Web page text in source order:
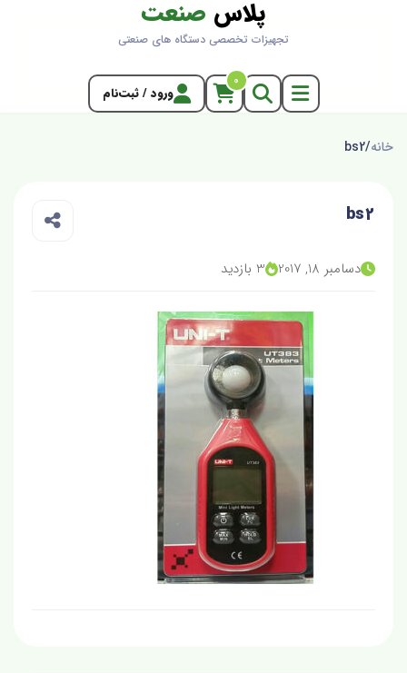
پلاس صنعت
تجهیزات تخصصی دستگاه های صنعتی
0
ورود / ثبت‌نام
خانه/
bs2
bs2
دسامبر 18, 2017 3 بازدید